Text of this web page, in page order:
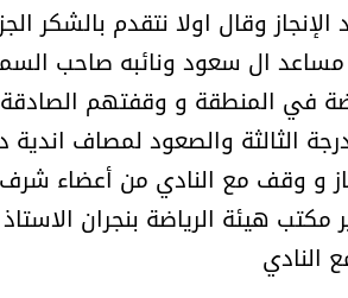
وقال اولا نتقدم بالشكر
مساعد ال سعود ونائبه صاحب
في المنطقة و وقفتهم
الثالثة والصعود لمصاف اندية
و وقف مع النادي من أعضاء
هيئة الرياضة بنجران الاستاذ
النادي